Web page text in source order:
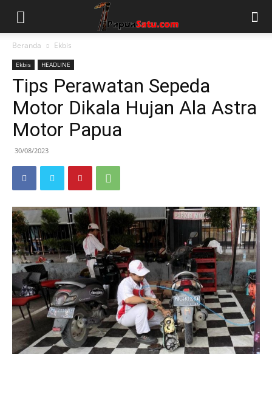
Beranda Ekbis
Ekbis HEADLINE
Tips Perawatan Sepeda
Motor Dikala Hujan Ala Astra
Motor Papua
30/08/2023